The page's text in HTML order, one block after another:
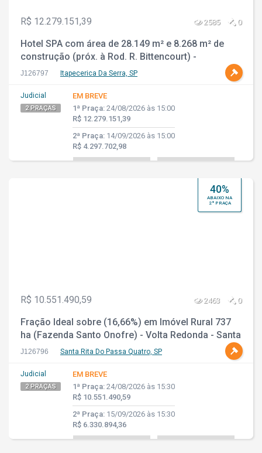
R$ 12.279.151,39 2585 0
Hotel SPA com área de 28.149 m² e 8.268 m² de
construção (próx. à Rod. R. Bittencourt) -
Itapecerica da Serra - SP
J126797 Itapecerica Da Serra, SP
Judicial
2 PRAÇAS
EM BREVE
1ª Praça: 24/08/2026 às 15:00
R$ 12.279.151,39
2ª Praça: 14/09/2026 às 15:00
R$ 4.297.702,98
40%
ABAIXO NA
2ª PRAÇA
R$ 10.551.490,59 2463 0
Fração Ideal sobre (16,66%) em Imóvel Rural 737
ha (Fazenda Santo Onofre) - Volta Redonda - Santa
Rita do Passo Quatro - SP
J126796 Santa Rita Do Passa Quatro, SP
Judicial
2 PRAÇAS
EM BREVE
1ª Praça: 24/08/2026 às 15:30
R$ 10.551.490,59
2ª Praça: 15/09/2026 às 15:30
R$ 6.330.894,36